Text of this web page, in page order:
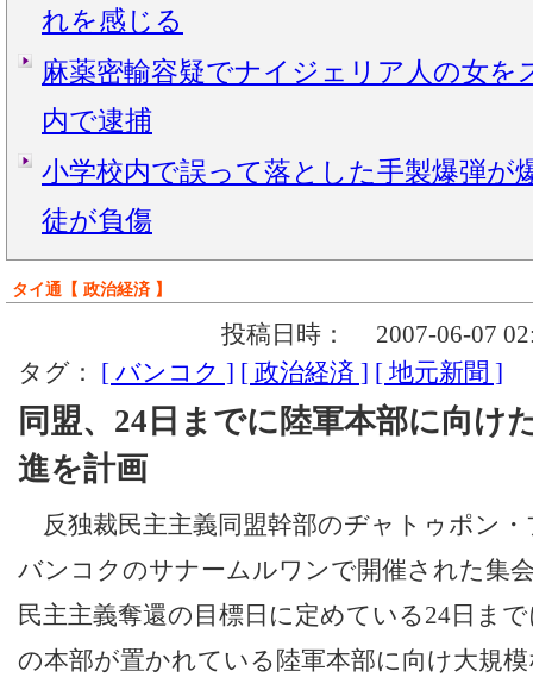
れを感じる
麻薬密輸容疑でナイジェリア人の女を
内で逮捕
小学校内で誤って落とした手製爆弾が
徒が負傷
タイ通【 政治経済 】
投稿日時：
2007-06-07
タグ： [ バンコク ] [ 政治経済 ] [ 地元新聞 ]
同盟、24日までに陸軍本部に向け
進を計画
反独裁民主主義同盟幹部のヂャトゥポン
バンコクのサナームルワンで開催された集
民主主義奪還の目標日に定めている24日ま
の本部が置かれている陸軍本部に向け大規